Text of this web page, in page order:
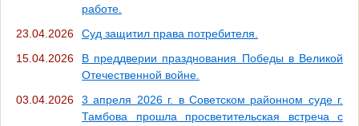
работе.
23.04.2026
Суд защитил права потребителя.
15.04.2026
В преддверии празднования Победы в Великой
Отечественной войне.
03.04.2026
3 апреля 2026 г. в Советском районном суде г.
Тамбова прошла просветительская встреча с